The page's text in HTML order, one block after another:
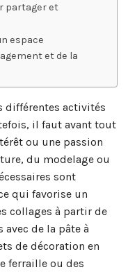
partager et
espace
et de la
différentes activités
il faut avant tout
ou une passion
du modelage ou
sont
qui favorise un
collages à partir de
de la pâte à
de décoration en
ferraille ou des